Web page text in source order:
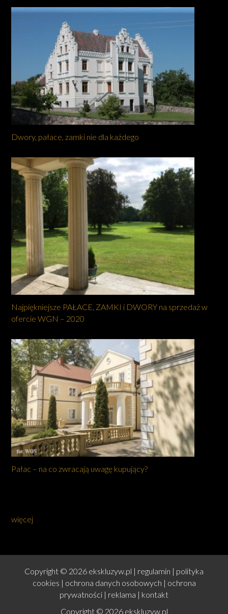
Dwory, pałace, zamki nie dla każdego
Najpiękniejsze PAŁACE, ZAMKI i DWORY na sprzedaż w
ofercie WGN – 2020
Pałac – na co zwracają uwagę kupujący?
więcej
Copyright © 2026 ekskluzyw.pl | regulamin | polityka
cookies | ochrona danych osobowych | ochrona
prywatności | reklama | kontakt
Copyright © 2026 ekskluzyw.pl